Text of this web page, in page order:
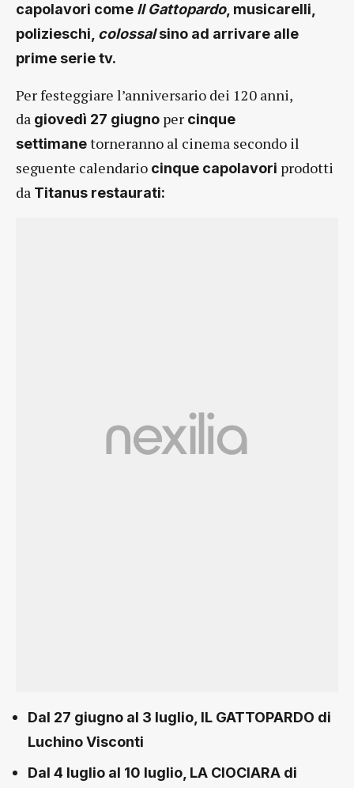
capolavori come Il Gattopardo, musicarelli,
polizieschi, colossalsino ad arrivare alle
prime serie tv.
Per festeggiare l’anniversario dei 120 anni,
da giovedì 27 giugno per cinque
settimanetorneranno al cinema secondo il
seguente calendario cinque capolavori prodotti
da Titanus restaurati:
Dal 27 giugno al 3 luglio, IL GATTOPARDO di
Luchino Visconti
Dal 4 luglio al 10 luglio, LA CIOCIARA di